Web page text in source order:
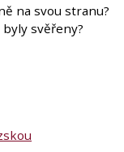
na svou stranu?
svěřeny?